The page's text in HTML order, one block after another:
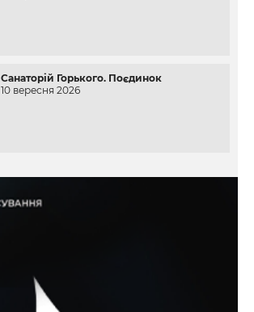
Санаторій Горького. Поєдинок
10 вересня 2026